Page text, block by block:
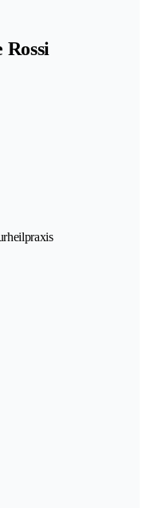
Rossi